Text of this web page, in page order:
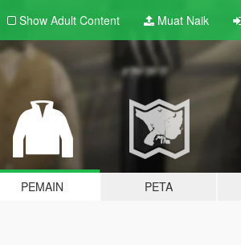
Show Adult Content Muat Naik
PEMAIN PETA